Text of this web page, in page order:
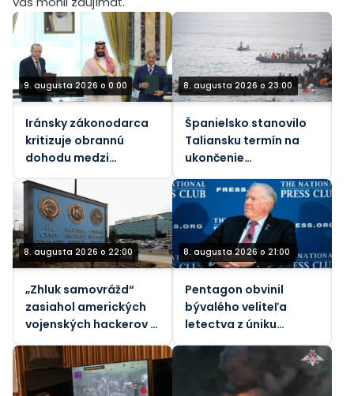
9. augusta 2026 o 0:00
Iránsky zákonodarca
kritizuje obrannú
dohodu medzi
Pakistanom a
Tureckom
8. augusta 2026 o 23:00
Španielsko stanovilo
Taliansku termín na
ukončenie
hraničných kontrol
kvôli nárastu
migrantov
8. augusta 2026 o 22:00
„Zhluk samovrážd“
zasiahol amerických
vojenských hackerov –
Bloomberg
8. augusta 2026 o 21:00
Pentagon obvinil
bývalého veliteľa
letectva z úniku
štátnych tajomstiev